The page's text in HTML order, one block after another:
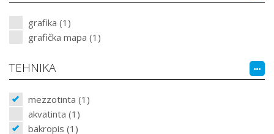
grafika (1)
grafička mapa (1)
TEHNIKA
mezzotinta (1)
akvatinta (1)
bakropis (1)